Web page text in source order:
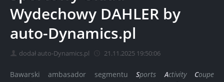
Wydechowy DAHLER by
auto-Dynamics.pl
dodał auto-Dynamics.pl 21.11.2025 19:50:06
Bawarski ambasador segmentuSportsActivity Coupe